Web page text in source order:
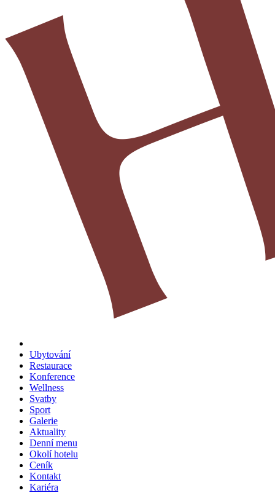
Ubytování
Restaurace
Konference
Wellness
Svatby
Sport
Galerie
Aktuality
Denní menu
Okolí hotelu
Ceník
Kontakt
Kariéra